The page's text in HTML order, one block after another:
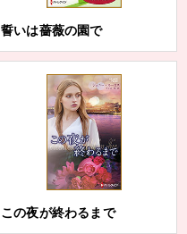
誓いは薔薇の園で
この夜が終わるまで